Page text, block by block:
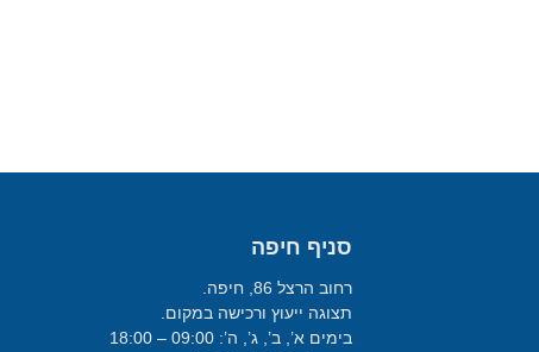
סניף חיפה
רחוב הרצל 86, חיפה.
תצוגה ייעוץ ורכישה במקום.
בימים א’, ב’, ג’, ה’: 09:00 – 18:00